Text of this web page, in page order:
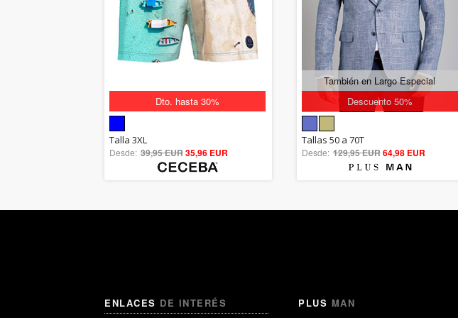
Dto. hasta 30%
out of 5
Talla 3XL
Desde: 39,95 EUR35,96 EUR
Descuento 50%
También en Largo Especial
5.00
out of 5
Tallas 50 a 70T
Desde: 129,95 EUR64,98 EUR
ENLACES DE INTERÉS PLUS MAN